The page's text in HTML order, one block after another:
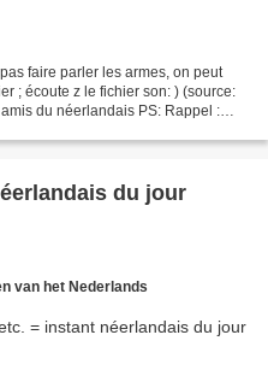
faire parler les armes, on peut
; écoute z le fichier son: ) (source:
du néerlandais PS: Rappel :
du jour
van het Nederlands